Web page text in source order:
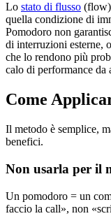
Lo stato di flusso
quella condizione di
Pomodoro non
di interruzioni esterne,
che lo rendono più
calo di performance da
Come
Il metodo è semplice,
benefici.
Non usarla per il
Un pomodoro = un
faccio la call», non